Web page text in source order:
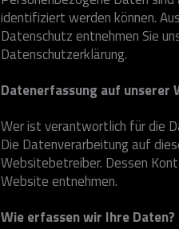
identifiziert werden können.
Datenschutz entnehmen Sie
Datenschutzerklärung.
Datenerfassung auf unserer
Wer ist verantwortlich für die
Die Datenverarbeitung auf
Websitebetreiber. Dessen
Website entnehmen.
Wie erfassen wir Ihre Daten?